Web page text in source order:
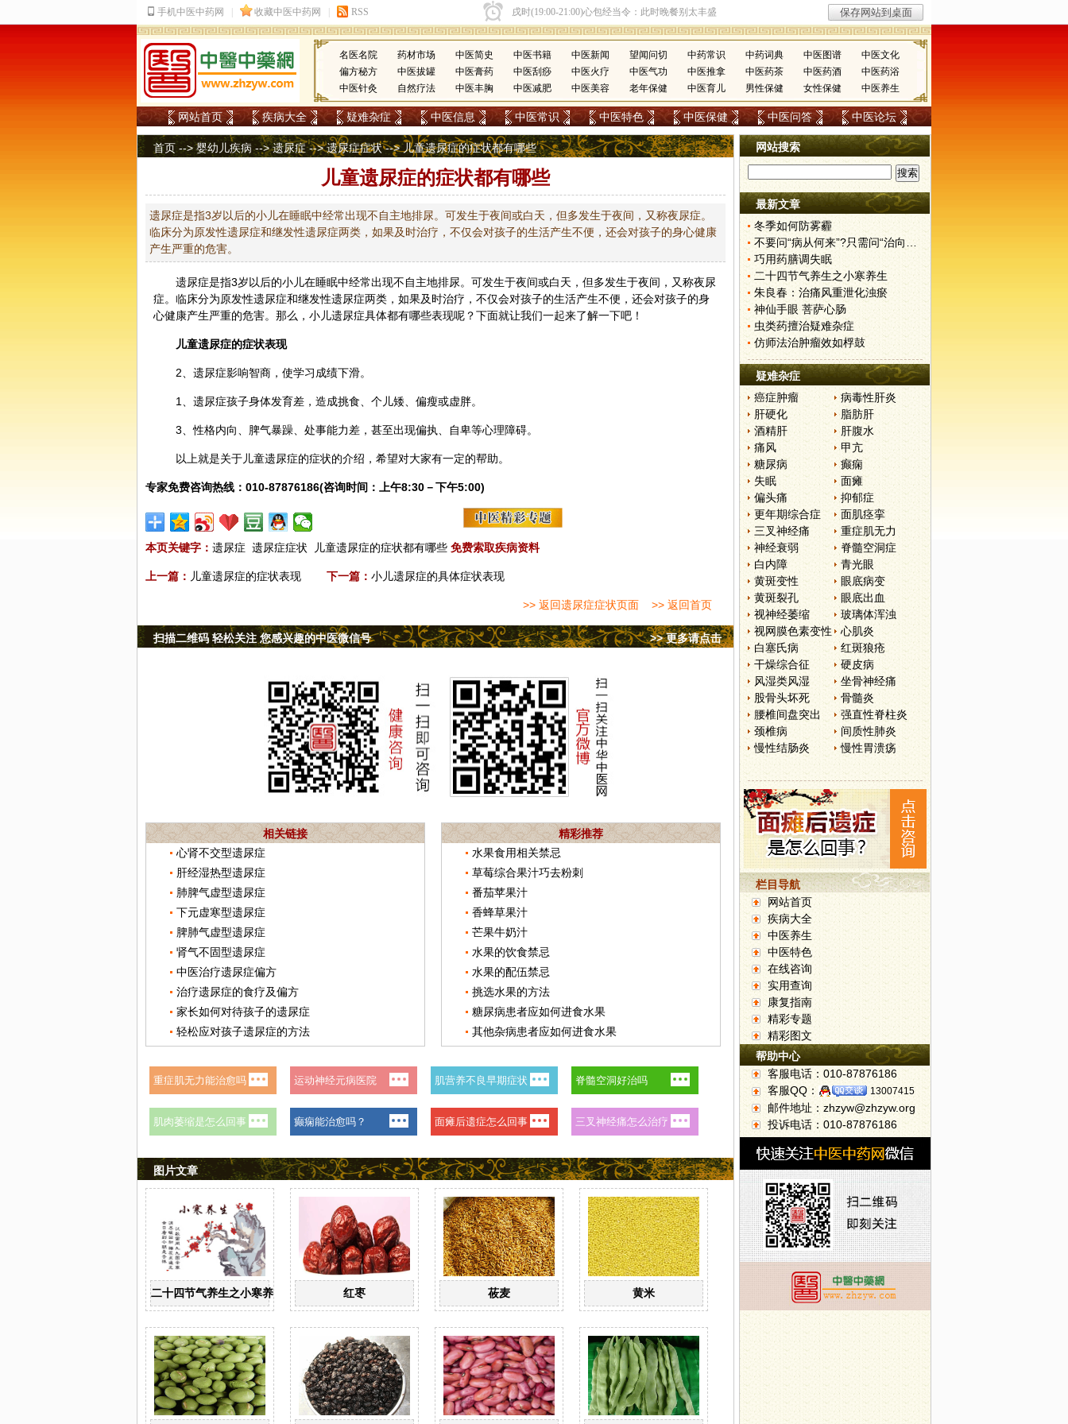
名医名院 药材市场 中医简史 中医书籍 中医新闻 望闻问切 中药常识 中药词典 中医图谱
中医文化
偏方秘方
中医拔罐 中医膏药 中医刮痧 中医火疗 中医气功 中医推拿 中医药茶 中医药酒
中医药浴
中医针灸
自然疗法 中医丰胸 中医减肥 中医美容 老年保健 中医育儿 男性保健 女性保健 中医养生
网站首页 疾病大全 疑难杂症 中医信息 中医常识 中医特色 中医保健 中医问答 中医论坛
首页 -->婴幼儿疾病-->遗尿症-->遗尿症症状--> 儿童遗尿症的症状都有哪些
儿童遗尿症的症状都有哪些
遗尿症是指3岁以后的小儿在睡眠中经常出现不自主地排尿。可发生于夜间或白天，但多发生于夜间，又称夜尿症。
临床分为原发性遗尿症和继发性遗尿症两类，如果及时治疗，不仅会对孩子的生活产生不便，还会对孩子的身心健康
产生严重的危害。
遗尿症是指3岁以后的小儿在睡眠中经常出现不自主地排尿。可发生于夜间或白天，但多发生于夜间，又称夜尿
症。临床分为原发性遗尿症和继发性遗尿症两类，如果及时治疗，不仅会对孩子的生活产生不便，还会对孩子的身
心健康产生严重的危害。那么，小儿遗尿症具体都有哪些表现呢？下面就让我们一起来了解一下吧！
儿童遗尿症的症状表现
2、遗尿症影响智商，使学习成绩下滑。
1、遗尿症孩子身体发育差，造成挑食、个儿矮、偏瘦或虚胖。
3、性格内向、脾气暴躁、处事能力差，甚至出现偏执、自卑等心理障碍。
以上就是关于儿童遗尿症的症状的介绍，希望对大家有一定的帮助。
专家免费咨询热线：010-87876186(咨询时间：上午8:30－下午5:00)
本页关键字： 遗尿症 遗尿症症状 儿童遗尿症的症状都有哪些 免费索取疾病资料
上一篇： 儿童遗尿症的症状表现 下一篇： 小儿遗尿症的具体症状表现
>> 返回遗尿症症状页面 >> 返回首页
>> 更多请点击
扫描二维码 轻松关注 您感兴趣的中医微信号
相关链接
心肾不交型遗尿症
肝经湿热型遗尿症
肺脾气虚型遗尿症
下元虚寒型遗尿症
脾肺气虚型遗尿症
肾气不固型遗尿症
中医治疗遗尿症偏方
治疗遗尿症的食疗及偏方
家长如何对待孩子的遗尿症
轻松应对孩子遗尿症的方法
精彩推荐
水果食用相关禁忌
草莓综合果汁巧去粉刺
番茄苹果汁
香蜂草果汁
芒果牛奶汁
水果的饮食禁忌
水果的配伍禁忌
挑选水果的方法
糖尿病患者应如何进食水果
其他杂病患者应如何进食水果
图片文章
二十四节气养生之小寒养生 红枣 莜麦 黄米
网站搜索
最新文章
冬季如何防雾霾
不要问“病从何来”?只需问“治向何去”?
巧用药膳调失眠
二十四节气养生之小寒养生
朱良春：治痛风重泄化浊瘀
神仙手眼 菩萨心肠
虫类药擅治疑难杂症
仿师法治肿瘤效如桴鼓
疑难杂症
癌症肿瘤
病毒性肝炎
肝硬化
脂肪肝
酒精肝
肝腹水
痛风
甲亢
糖尿病
癫痫
失眠
面瘫
偏头痛
抑郁症
更年期综合症
面肌痉挛
三叉神经痛
重症肌无力
神经衰弱
脊髓空洞症
白内障
青光眼
黄斑变性
眼底病变
黄斑裂孔
眼底出血
视神经萎缩
玻璃体浑浊
视网膜色素变性
心肌炎
白塞氏病
红斑狼疮
干燥综合征
硬皮病
风湿类风湿
坐骨神经痛
股骨头坏死
骨髓炎
腰椎间盘突出
强直性脊柱炎
颈椎病
间质性肺炎
慢性结肠炎
慢性胃溃疡
栏目导航
网站首页
疾病大全
中医养生
中医特色
在线咨询
实用查询
康复指南
精彩专题
精彩图文
帮助中心
客服电话：010-87876186
客服QQ：
13007415
邮件地址：zhzyw@zhzyw.org
投诉电话：010-87876186